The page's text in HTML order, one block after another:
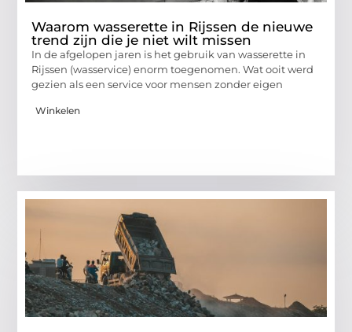
Waarom wasserette in Rijssen de nieuwe
trend zijn die je niet wilt missen
In de afgelopen jaren is het gebruik van wasserette in
Rijssen (wasservice) enorm toegenomen. Wat ooit werd
gezien als een service voor mensen zonder eigen
Winkelen